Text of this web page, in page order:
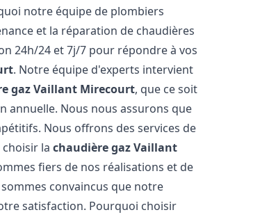
notre équipe de plombiers
et la réparation de chaudières
24h/24 et 7j/7 pour répondre à vos
. Notre équipe d'experts intervient
gaz Vaillant Mirecourt, que ce soit
annuelle. Nous nous assurons que
Nous offrons des services de
choisir lachaudière gaz Vaillant
fiers de nos réalisations et de
sommes convaincus que notre
satisfaction. Pourquoi choisir